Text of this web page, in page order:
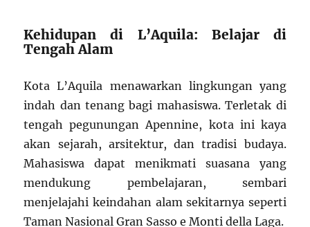
Kehidupan di L’Aquila: Belajar di
Tengah Alam
Kota L’Aquila menawarkan lingkungan yang
indah dan tenang bagi mahasiswa. Terletak di
tengah pegunungan Apennine, kota ini kaya
akan sejarah, arsitektur, dan tradisi budaya.
Mahasiswa dapat menikmati suasana yang
mendukung pembelajaran, sembari
menjelajahi keindahan alam sekitarnya seperti
Taman Nasional Gran Sasso e Monti della Laga.